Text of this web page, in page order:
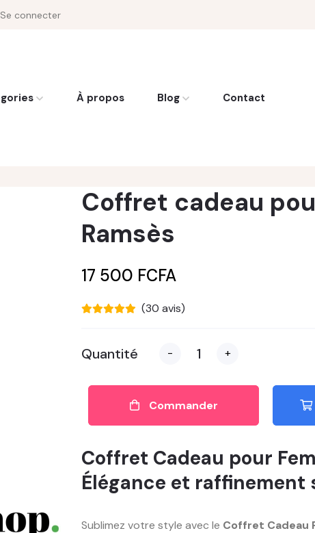
Se connecter
À propos Blog Contact
Coffret cadeau
Ramsès
17 500 FCFA
(30 avis)
Quantité - +
Commander
Coffret Cadeau pour
Élégance et raffinement
Sublimez votre style avec le Coffret Cadeau